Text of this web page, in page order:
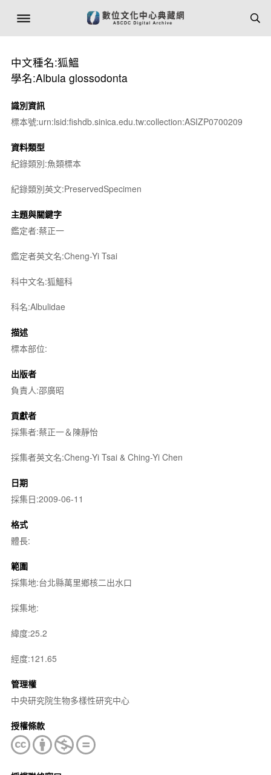
中文種名:狐鰮
學名:Albula glossodonta
識別資訊
標本號:urn:lsid:fishdb.sinica.edu.tw:collection:ASIZP0700209
資料類型
紀錄類別:魚類標本
紀錄類別英文:PreservedSpecimen
主題與關鍵字
鑑定者:蔡正一
鑑定者英文名:Cheng-Yi Tsai
科中文名:狐鰮科
科名:Albulidae
描述
標本部位:
出版者
負責人:邵廣昭
貢獻者
採集者:蔡正一＆陳靜怡
採集者英文名:Cheng-Yi Tsai & Ching-Yi Chen
日期
採集日:2009-06-11
格式
體長:
範圍
採集地:台北縣萬里鄉核二出水口
採集地:
緯度:25.2
經度:121.65
管理權
中央研究院生物多樣性研究中心
授權條款